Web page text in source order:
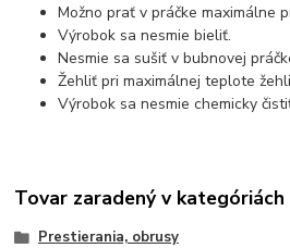
Možno prať v práčke maximálne
Výrobok sa nesmie bieliť.
Nesmie sa sušiť v bubnovej
Žehliť pri maximálnej teplote
Výrobok sa nesmie chemicky
Tovar zaradený v kategóriách
Prestierania, obrusy